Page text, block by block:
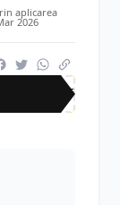
aplicarea
2026
AFF